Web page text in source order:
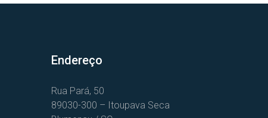
Endereço
Rua Pará, 50
89030-300 – Itoupava Seca